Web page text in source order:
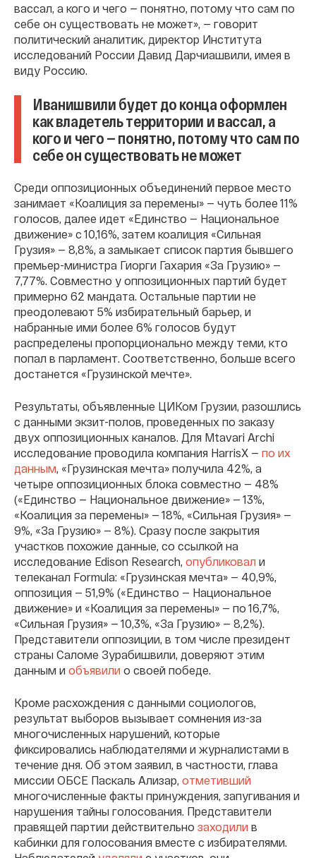
вассал, а кого и чего — понятно, потому что сам по
себе он существовать не может», — говорит
политический аналитик, директор Института
исследований России Давид Дарчиашвили, имея в
виду Россию.
Иванишвили будет до конца оформлен
как владетель территории и вассал, а
кого и чего — понятно, потому что сам по
себе он существовать не может
Среди оппозиционных объединений первое место
занимает «Коалиция за перемены» — чуть более 11%
голосов, далее идет «Единство — Национальное
движение» с 10,16%, затем коалиция «Сильная
Грузия» — 8,8%, а замыкает список партия бывшего
премьер-министра Гиорги Гахария «За Грузию» —
7,77%. Совместно у оппозиционных партий будет
примерно 62 мандата. Остальные партии не
преодолевают 5% избирательный барьер, и
набранные ими более 6% голосов будут
распределены пропорционально между теми, кто
попал в парламент. Соответственно, больше всего
достанется «Грузинской мечте».
Результаты, объявленные ЦИКом Грузии, разошлись
с данными экзит-полов, проведенных по заказу
двух оппозиционных каналов. Для Mtavari Archi
исследование проводила компания HarrisX — по их
данным, «Грузинская мечта» получила 42%, а
четыре оппозиционных блока совместно — 48%
(«Единство — Национальное движение» — 13%,
«Коалиция за перемены» — 18%, «Сильная Грузия» —
9%, «За Грузию» — 8%). Сразу после закрытия
участков похожие данные, со ссылкой на
исследование Edison Research, опубликовал и
телеканал Formula: «Грузинская мечта» — 40,9%,
оппозиция — 51,9% («Единство — Национальное
движение» и «Коалиция за перемены» — по 16,7%,
«Сильная Грузия» — 10,3%, «За Грузию» — 8,2%).
Представители оппозиции, в том числе президент
страны Саломе Зурабишвили, доверяют этим
данным и объявили о своей победе.
Кроме расхождения с данными социологов,
результат выборов вызывает сомнения из-за
многочисленных нарушений, которые
фиксировались наблюдателями и журналистами в
течение дня. Об этом заявил, в частности, глава
миссии ОБСЕ Паскаль Ализар, отметивший
многочисленные факты принуждения, запугивания и
нарушения тайны голосования. Представители
правящей партии действительно заходили в
кабинки для голосования вместе с избирателями.